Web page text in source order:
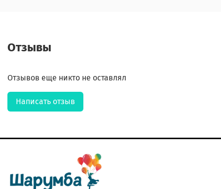
Отзывы
Отзывов еще никто не оставлял
Написать отзыв